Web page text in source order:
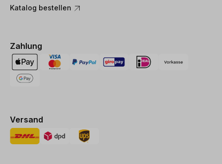
Katalog bestellen
Zahlung
Versand